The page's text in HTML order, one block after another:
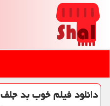
دانلود فیلم خوب بد جلف 2 از سایت سینما تی وی